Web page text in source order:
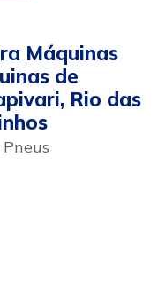
Máquinas
de
Rio das